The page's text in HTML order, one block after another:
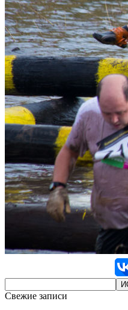
Свежие записи